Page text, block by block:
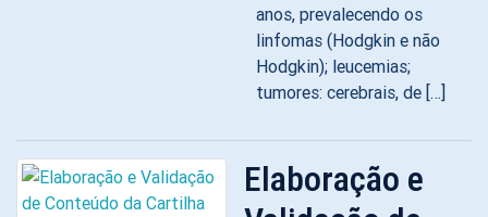
anos, prevalecendo os
linfomas (Hodgkin e não
Hodgkin); leucemias;
tumores: cerebrais, de […]
Elaboração e